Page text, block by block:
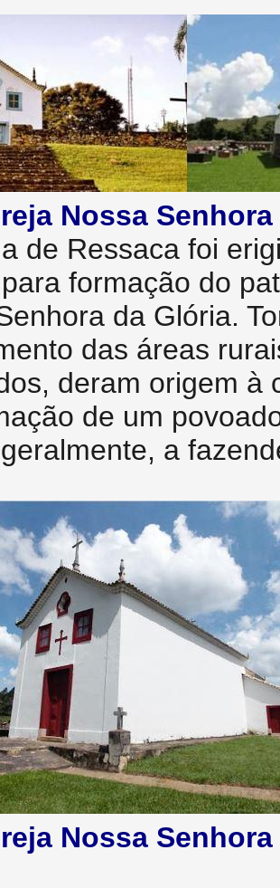
Nossa
de Ressaca foi
formação do
da Glória.
das áreas
deram origem à
de um
geralmente, a
Nossa